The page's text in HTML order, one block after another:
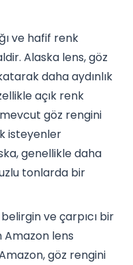
ve hafif renk
Alaska lens, göz
daha aydınlık
açık renk
göz rengini
isteyenler
genellikle daha
tonlarda bir
ve çarpıcı bir
Amazon lens
göz rengini